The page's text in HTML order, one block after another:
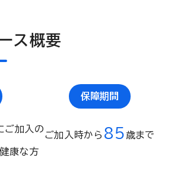
ス概要
ご加入の
康な方
保障期間
ご加入時から 85 歳まで